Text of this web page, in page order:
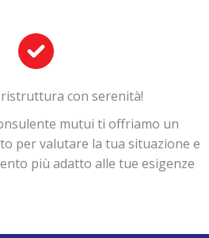
con serenità!
mutui ti offriamo un
per valutare la tua situazione e
più adatto alle tue esigenze